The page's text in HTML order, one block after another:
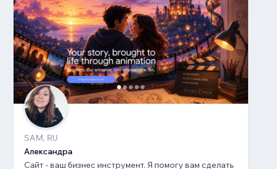
SAM, RU
Александра
Сайт - ваш бизнес инструмент. Я помогу вам сделать